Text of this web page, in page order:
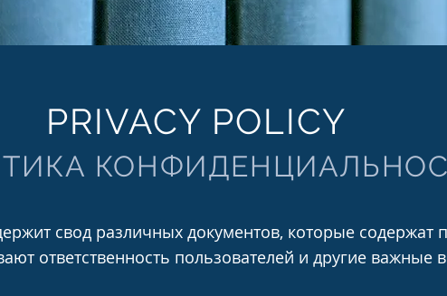
PRIVACY POLICY
свод различных документов, которые содержат
ответственность пользователей и другие важные